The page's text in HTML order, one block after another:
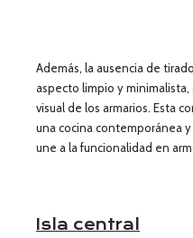
Además, la ausencia de
aspecto limpio y minimalista,
visual de los armarios. Esta
una cocina contemporánea
une a la funcionalidad en
Isla central